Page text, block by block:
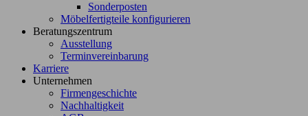
Sonderposten
Möbelfertigteile konfigurieren
Beratungszentrum
Ausstellung
Terminvereinbarung
Karriere
Unternehmen
Firmengeschichte
Nachhaltigkeit